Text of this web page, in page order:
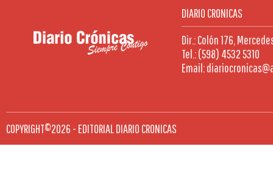
DIARIO CRONICAS
Dir.: Colón 176,
Tel.: (598) 4532 5310
Email:
COPYRIGHT©2026 - EDITORIAL DIARIO CRONICAS